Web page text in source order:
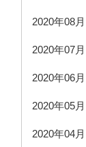
2020年08月
2020年07月
2020年06月
2020年05月
2020年04月